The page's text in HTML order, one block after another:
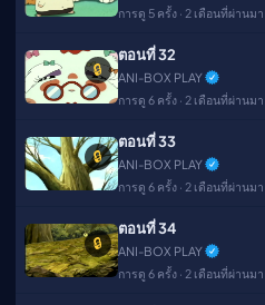
การดู 5 ครั้ง · 2 เดือนที่ผ่านมา
🔒
ตอนที่ 32
ANI-BOX PLAY
การดู 6 ครั้ง · 2 เดือนที่ผ่านมา
🔒
ตอนที่ 33
ANI-BOX PLAY
การดู 6 ครั้ง · 2 เดือนที่ผ่านมา
🔒
ตอนที่ 34
ANI-BOX PLAY
การดู 6 ครั้ง · 2 เดือนที่ผ่านมา